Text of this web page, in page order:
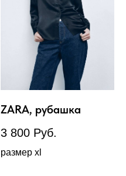
ZARA, рубашка
3 800 Руб.
размер xl